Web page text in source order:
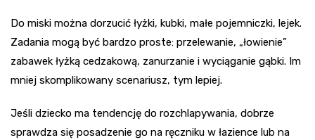
Do miski można dorzucić łyżki, kubki, małe pojemniczki, lejek.
Zadania mogą być bardzo proste: przelewanie, „łowienie”
zabawek łyżką cedzakową, zanurzanie i wyciąganie gąbki. Im
mniej skomplikowany scenariusz, tym lepiej.
Jeśli dziecko ma tendencję do rozchlapywania, dobrze
sprawdza się posadzenie go na ręczniku w łazience lub na